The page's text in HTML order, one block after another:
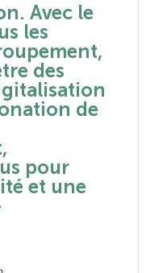
côté du
tant que
de
de
nous
les
une
»